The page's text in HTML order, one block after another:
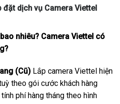
dịch vụ Camera Viettel
nhiêu? Camera Viettel có
(Cũ) Lắp camera Viettel hiện
theo gói cước khách hàng
phí hàng tháng theo hình